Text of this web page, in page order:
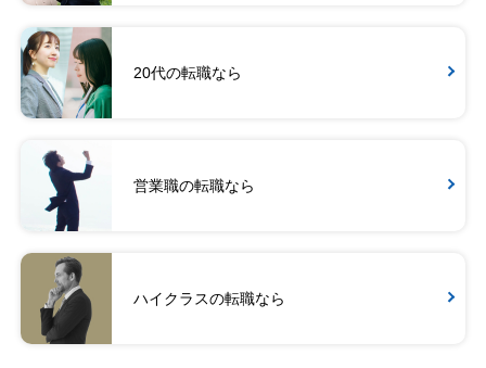
20代の転職なら
営業職の転職なら
ハイクラスの転職なら